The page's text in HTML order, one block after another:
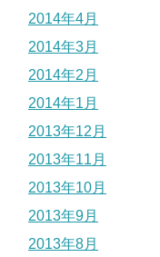
2014年4月
2014年3月
2014年2月
2014年1月
2013年12月
2013年11月
2013年10月
2013年9月
2013年8月